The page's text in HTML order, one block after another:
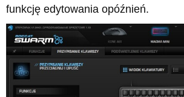
funkcję edytowania opóźnień.